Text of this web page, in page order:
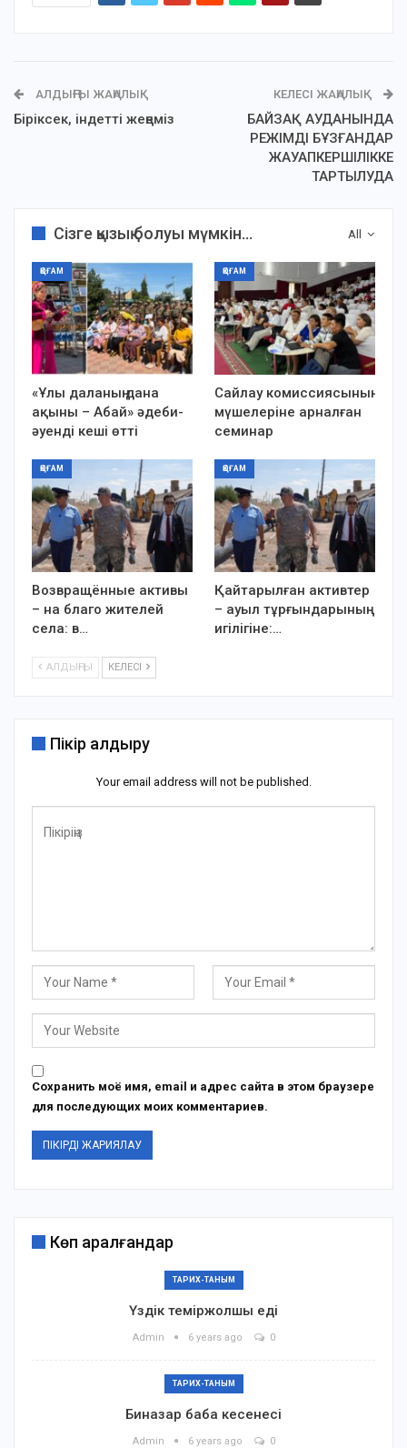
АЛДЫҢҒЫ ЖАҢАЛЫҚ
Біріксек, індетті жеңеміз
КЕЛЕСІ ЖАҢАЛЫҚ
БАЙЗАҚ АУДАНЫНДА
РЕЖІМДІ БҰЗҒАНДАР
ЖАУАПКЕРШІЛІККЕ
ТАРТЫЛУДА
All
Сізге қызық болуы мүмкін...
ҚОҒАМ
«Ұлы даланың дана
ақыны – Абай» әдеби-
әуенді кеші өтті
ҚОҒАМ
Сайлау комиссиясының
мүшелеріне арналған
семинар
ҚОҒАМ
Возвращённые активы
– на благо жителей
села: в…
ҚОҒАМ
Қайтарылған активтер
– ауыл тұрғындарының
игілігіне:…
АЛДЫҢҒЫ КЕЛЕСІ
Пікір қалдыру
Your email address will not be published.
Сохранить моё имя, email и адрес сайта в этом браузере
для последующих моих комментариев.
Көп қаралғандар
ТАРИХ-ТАНЫМ
Үздік теміржолшы еді
Admin 6 years ago 0
ТАРИХ-ТАНЫМ
Биназар баба кесенесі
Admin 6 years ago 0